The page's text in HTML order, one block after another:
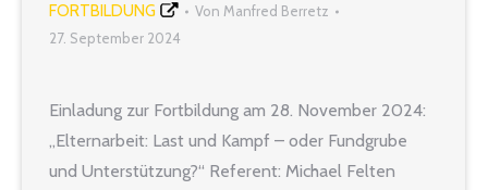
FORTBILDUNG Von Manfred Berretz
27. September 2024
Einladung zur Fortbildung am 28. November 2024:
„Elternarbeit: Last und Kampf – oder Fundgrube
und Unterstützung?“ Referent: Michael Felten